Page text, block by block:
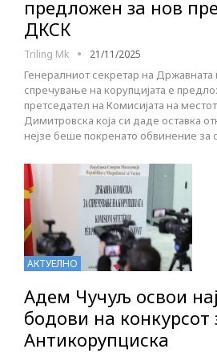
предложен за нов
ДКСК
Triling Mk 21/11/2025
Генералниот секретар на Државната
спречување на корупцијата е
претседател на Комисијата на
Димитровска која си даде оставка
нејзе беше покренато обвинение
АКТУЕЛНО
Адем Чучуљ освои
бодови на
Антикорупциска